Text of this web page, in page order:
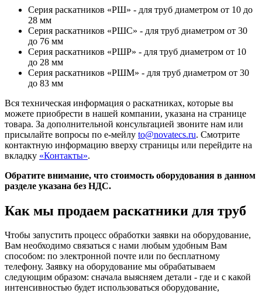
Серия раскатников «РШ» - для труб диаметром от 10 до
28 мм
Серия раскатников «РШС» - для труб диаметром от 30
до 76 мм
Серия раскатников «РШР» - для труб диаметром от 10
до 28 мм
Серия раскатников «РШМ» - для труб диаметром от 30
до 83 мм
Вся техническая информация о раскатниках, которые вы
можете приобрести в нашей компании, указана на странице
товара. За дополнительной консультацией звоните нам или
присылайте вопросы по е-мейлу to@novatecs.ru. Смотрите
контактную информацию вверху страницы или перейдите на
вкладку «Контакты».
Обратите внимание, что стоимость оборудования в данном
разделе указана без НДС.
Как мы продаем раскатники для труб
Чтобы запустить процесс обработки заявки на оборудование,
Вам необходимо связаться с нами любым удобным Вам
способом: по электронной почте или по бесплатному
телефону. Заявку на оборудование мы обрабатываем
следующим образом: сначала выясняем детали - где и с какой
интенсивностью будет использоваться оборудование,